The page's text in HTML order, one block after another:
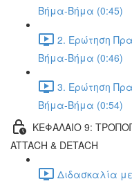
Βήμα-Βήμα (0:45)
2. Ερώτηση
Βήμα-Βήμα (0:46)
3. Ερώτηση
Βήμα-Βήμα (0:54)
ΚΕΦΑΛΑΙΟ 9:
ATTACH & DETACH
Διδασκαλία